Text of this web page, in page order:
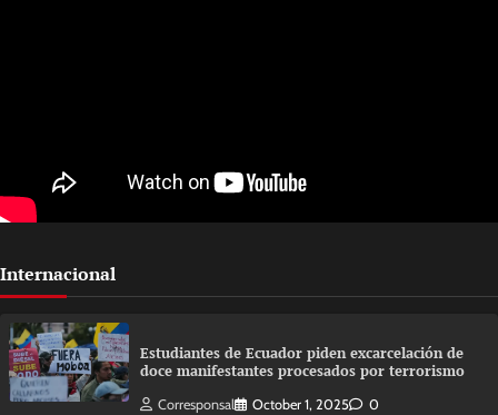
Internacional
Estudiantes de Ecuador piden excarcelación de
doce manifestantes procesados por terrorismo
Corresponsal October 1, 2025 0